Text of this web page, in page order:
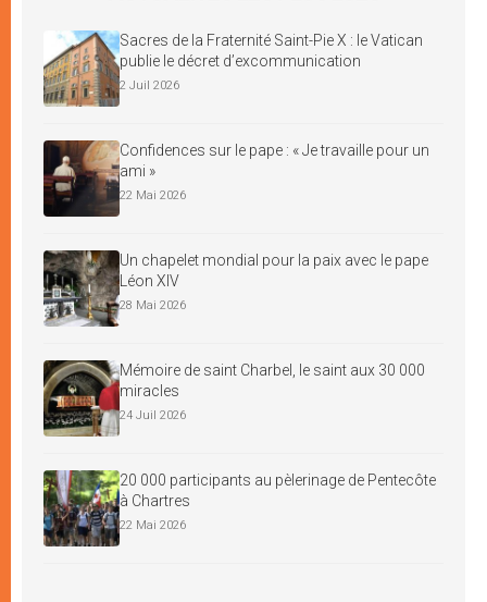
Sacres de la Fraternité Saint-Pie X : le Vatican
publie le décret d’excommunication
2 Juil 2026
Confidences sur le pape : « Je travaille pour un
ami »
22 Mai 2026
Un chapelet mondial pour la paix avec le pape
Léon XIV
28 Mai 2026
Mémoire de saint Charbel, le saint aux 30 000
miracles
24 Juil 2026
20 000 participants au pèlerinage de Pentecôte
à Chartres
22 Mai 2026